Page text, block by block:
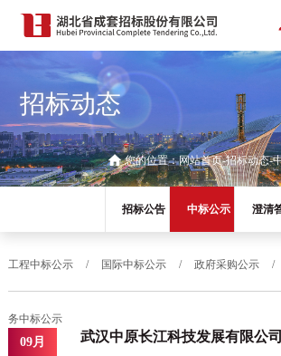
招标动态
您的位置：网站首页 招标动态
招标公告 中标公示 澄清
工程中标公示 / 国际中标公示 / 政府采购公示 /
务中标公示
09月
武汉中原长江科技发展有限公司